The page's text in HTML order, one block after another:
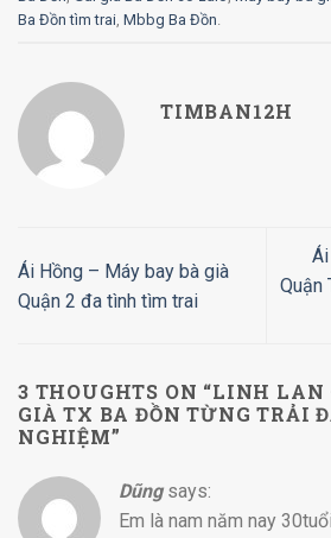
Ba Đồn tìm trai, Mbbg Ba Đồn.
TIMBAN12H
Ái Hồng – Máy bay bà già
Quận 2 đa tình tìm trai
Quận
3 THOUGHTS ON “LINH LAN
GIÀ TX BA ĐỒN TỪNG TRẢI
NGHIỆM”
Dũng says:
Em là nam năm nay